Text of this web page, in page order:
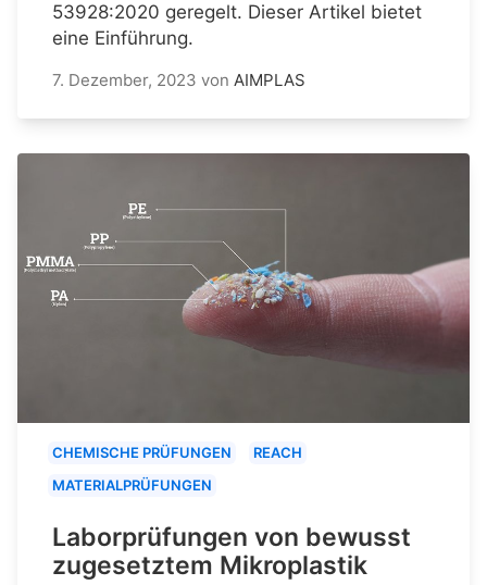
53928:2020 geregelt. Dieser Artikel bietet
eine Einführung.
7. Dezember, 2023 von AIMPLAS
CHEMISCHE PRÜFUNGEN
REACH
MATERIALPRÜFUNGEN
Laborprüfungen von bewusst
zugesetztem Mikroplastik